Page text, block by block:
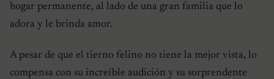
hogar permanente, al lado de una gran familia que lo
adora y le brinda amor.
A pesar de que el tierno felino no tiene la mejor vista, lo
compensa con su increíble audición y su sorprendente